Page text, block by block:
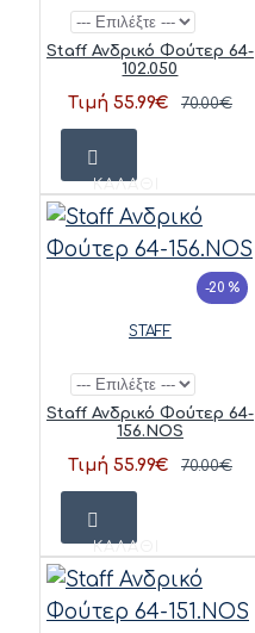
Staff Ανδρικό Φούτερ 64-
102.050
Τιμή 55.99€ 70.00€
ΚΑΛΆΘΙ
-20 %
STAFF
Staff Ανδρικό Φούτερ 64-
156.NOS
Τιμή 55.99€ 70.00€
ΚΑΛΆΘΙ